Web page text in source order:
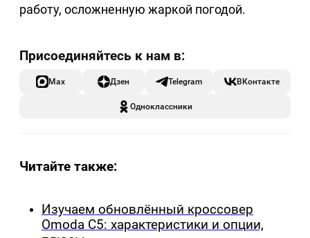
работу, осложненную жаркой погодой.
Max Дзен Telegram ВКонтакте
Одноклассники
Читайте также:
Изучаем обновлённый кроссовер
Omoda C5: характеристики и опции,